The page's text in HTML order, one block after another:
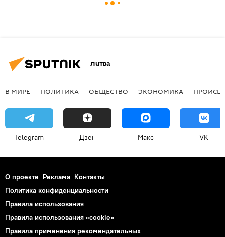
Литва
В МИРЕ ПОЛИТИКА ОБЩЕСТВО ЭКОНОМИКА
Telegram Дзен Макс VK
О проекте Реклама Контакты
Политика конфиденциальности
Правила использования
Правила использования «cookie»
Правила применения рекомендательных